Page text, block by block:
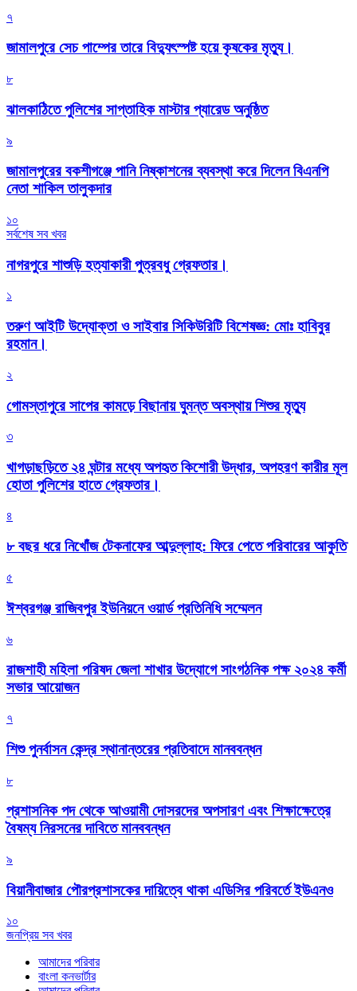
৭
জামালপুরে সেচ পাম্পের তারে বিদ্যুৎস্পষ্ট হয়ে কৃষকের মৃত্যু।
৮
‎ঝালকাঠিতে পুলিশের সাপ্তাহিক মাস্টার প্যারেড অনুষ্ঠিত
৯
জামালপুরের বকশীগঞ্জে পানি নিষ্কাশনের ব্যবস্থা করে দিলেন বিএনপি
নেতা শাকিল তালুকদার
১০
সর্বশেষ সব খবর
নাগরপুরে শাশুড়ি হত্যাকারী পুত্রবধু গ্রেফতার।
১
তরুণ আইটি উদ্যোক্তা ও সাইবার সিকিউরিটি বিশেষজ্ঞ: মোঃ হাবিবুর
রহমান।
২
গোমস্তাপুরে সাপের কামড়ে বিছানায় ঘুমন্ত অবস্থায় শিশুর মৃত্যু
৩
খাগড়াছড়িতে ২৪ ঘন্টার মধ্যে অপহৃত কিশোরী উদ্ধার, অপহরণ কারীর মূল
হোতা পুলিশের হাতে গ্রেফতার।
৪
৮ বছর ধরে নিখোঁজ টেকনাফের আব্দুল্লাহ: ফিরে পেতে পরিবারের আকুতি
৫
ঈশ্বরগঞ্জ রাজিবপুর ইউনিয়নে ওয়ার্ড প্রতিনিধি সম্মেলন
৬
রাজশাহী মহিলা পরিষদ জেলা শাখার উদ্যোগে সাংগঠনিক পক্ষ ২০২৪ কর্মী
সভার আয়োজন
৭
শিশু পুনর্বাসন কেন্দ্র স্থানান্তরের প্রতিবাদে মানববন্ধন
৮
প্রশাসনিক পদ থেকে আওয়ামী দোসরদের অপসারণ এবং শিক্ষাক্ষেত্রে
বৈষম্য নিরসনের দাবিতে মানববন্ধন
৯
বিয়ানীবাজার পৌরপ্রশাসকের দায়িত্বে থাকা এডিসির পরিবর্তে ইউএনও
১০
জনপ্রিয় সব খবর
আমাদের পরিবার
বাংলা কনভার্টার